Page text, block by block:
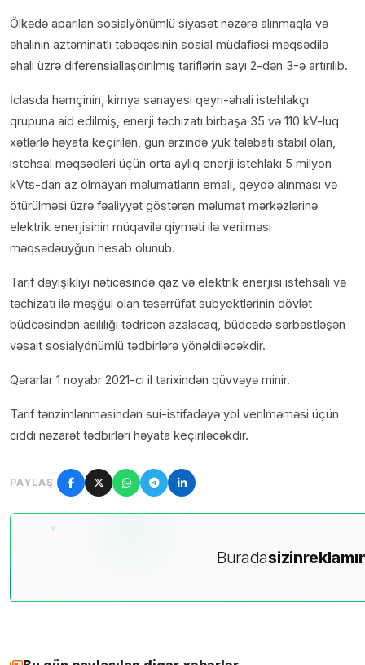
Ölkədə aparılan sosialyönümlü siyasət nəzərə alınmaqla və
əhalinin aztəminatlı təbəqəsinin sosial müdafiəsi məqsədilə
əhali üzrə diferensiallaşdırılmış tariflərin sayı 2-dən 3-ə artırılıb.
İclasda həmçinin, kimya sənayesi qeyri-əhali istehlakçı
qrupuna aid edilmiş, enerji təchizatı birbaşa 35 və 110 kV-luq
xətlərlə həyata keçirilən, gün ərzində yük tələbatı stabil olan,
istehsal məqsədləri üçün orta aylıq enerji istehlakı 5 milyon
kVts-dan az olmayan məlumatların emalı, qeydə alınması və
ötürülməsi üzrə fəaliyyət göstərən məlumat mərkəzlərinə
elektrik enerjisinin müqavilə qiyməti ilə verilməsi
məqsədəuyğun hesab olunub.
Tarif dəyişikliyi nəticəsində qaz və elektrik enerjisi istehsalı və
təchizatı ilə məşğul olan təsərrüfat subyektlərinin dövlət
büdcəsindən asılılığı tədricən azalacaq, büdcədə sərbəstləşən
vəsait sosialyönümlü tədbirlərə yönəldiləcəkdir.
Qərarlar 1 noyabr 2021-ci il tarixindən qüvvəyə minir.
Tarif tənzimlənməsindən sui-istifadəyə yol verilməməsi üçün
ciddi nəzarət tədbirləri həyata keçiriləcəkdir.
PAYLAŞ
Buradasizin